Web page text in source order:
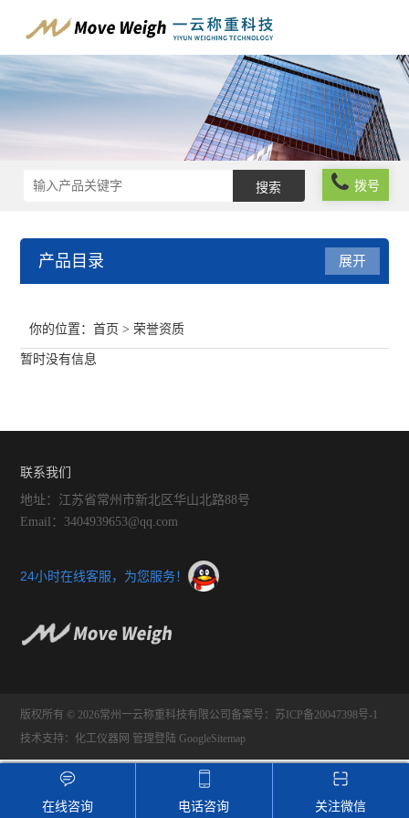
拨号
产品目录
工业自动化称重系统
实验室仪器
云称重管理软件
展开
你的位置：首页 > 荣誉资质
暂时没有信息
联系我们
地址：江苏省常州市新北区华山北路88号
Email：3404939653@qq.com
24小时在线客服，为您服务！
版权所有 © 2026常州一云称重科技有限公司 备案号：苏ICP备20047398号-1
技术支持： 化工仪器网 管理登陆 GoogleSitemap
在线咨询 电话咨询 关注微信